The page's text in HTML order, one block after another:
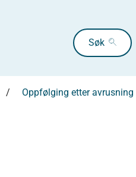
Søk
Oppfølging etter avrusning